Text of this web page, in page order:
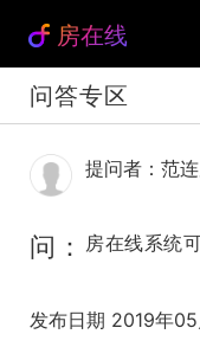
房在线
问答专区
提问者：范
问： 房在线系统
发布日期 2019年